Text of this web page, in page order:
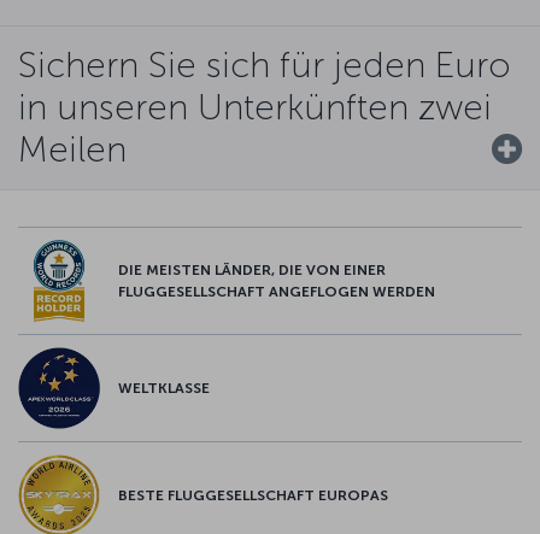
Sichern Sie sich für jeden Euro
in unseren Unterkünften zwei
Meilen
DIE MEISTEN LÄNDER, DIE VON EINER
FLUGGESELLSCHAFT ANGEFLOGEN WERDEN
WELTKLASSE
BESTE FLUGGESELLSCHAFT EUROPAS